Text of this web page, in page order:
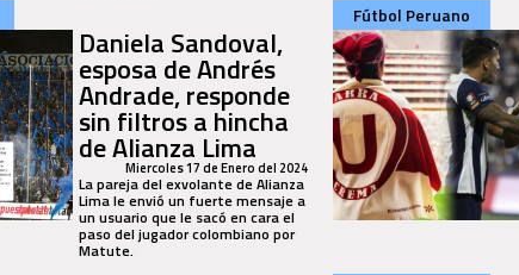
Daniela Sandoval,
esposa de Andrés
Andrade, responde
sin filtros a hincha
de Alianza Lima
Miercoles 17 de Enero del 2024
La pareja del exvolante de Alianza
Lima le envió un fuerte mensaje a
un usuario que le sacó en cara el
paso del jugador colombiano por
Matute.
Fútbol Peruano